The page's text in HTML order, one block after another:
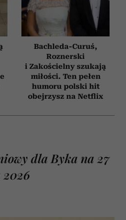
Bachleda-Curuś,
Roznerski
i Zakościelny szukają
miłości. Ten pełen
humoru polski hit
obejrzysz na Netflix
dla Byka na 27